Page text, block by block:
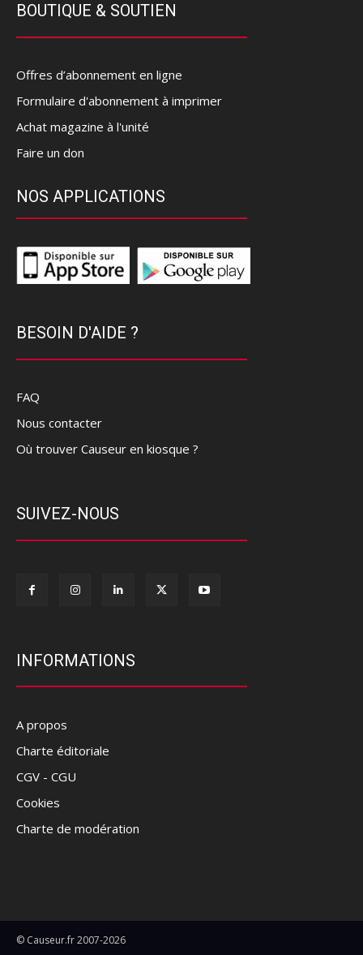
BOUTIQUE & SOUTIEN
Offres d’abonnement en ligne
Formulaire d'abonnement à imprimer
Achat magazine à l'unité
Faire un don
NOS APPLICATIONS
BESOIN D'AIDE ?
FAQ
Nous contacter
Où trouver Causeur en kiosque ?
SUIVEZ-NOUS
INFORMATIONS
A propos
Charte éditoriale
CGV - CGU
Cookies
Charte de modération
© Causeur.fr 2007-2026